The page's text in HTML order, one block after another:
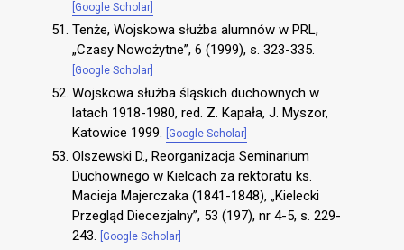
[Google Scholar]
Tenże, Wojskowa służba alumnów w PRL,
„Czasy Nowożytne”, 6 (1999), s. 323-335.
[Google Scholar]
Wojskowa służba śląskich duchownych w
latach 1918-1980, red. Z. Kapała, J. Myszor,
Katowice 1999.
[Google Scholar]
Olszewski D., Reorganizacja Seminarium
Duchownego w Kielcach za rektoratu ks.
Macieja Majerczaka (1841-1848), „Kielecki
Przegląd Diecezjalny”, 53 (197), nr 4-5, s. 229-
243.
[Google Scholar]